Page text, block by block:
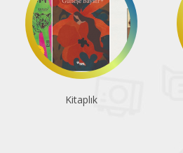
Bir vapur, üç deneyim